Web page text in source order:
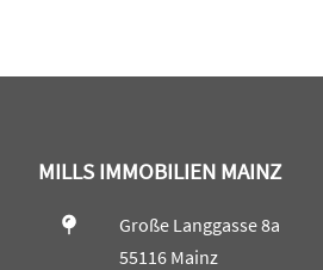
MILLS IMMOBILIEN MAINZ
Große Langgasse 8a
55116 Mainz